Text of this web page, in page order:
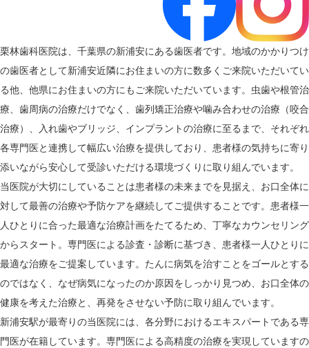
栗林歯科医院は、千葉県の新浦安にある歯医者です。地域のかかりつけ
の歯医者として新浦安近隣にお住まいの方に数多くご来院いただいてい
る他、他県にお住まいの方にもご来院いただいています。虫歯や根管治
療、歯周病の治療だけでなく、歯列矯正治療や噛み合わせの治療（咬合
治療）、入れ歯やブリッジ、インプラントの治療に至るまで、それぞれ
各専門医と連携して幅広い治療を提供しており、患者様の気持ちに寄り
添いながら安心して受診いただける環境づくりに取り組んでいます。
当医院が大切にしていることは患者様の未来までを見据え、お口全体に
対して最善の治療や予防ケアを継続してご提供することです。患者様一
人ひとりに合った最適な治療計画をたてるため、丁寧なカウンセリング
からスタート。専門医による診査・診断に基づき、患者様一人ひとりに
最適な治療をご提案しています。たんに病気を治すことをゴールとする
のではなく、なぜ病気になったのか原因をしっかり見つめ、お口全体の
健康を考えた治療と、再発をさせない予防に取り組んでいます。
新浦安駅が最寄りの当医院には、各分野におけるエキスパートである専
門医が在籍しています。専門医による高精度の治療を実現していますの